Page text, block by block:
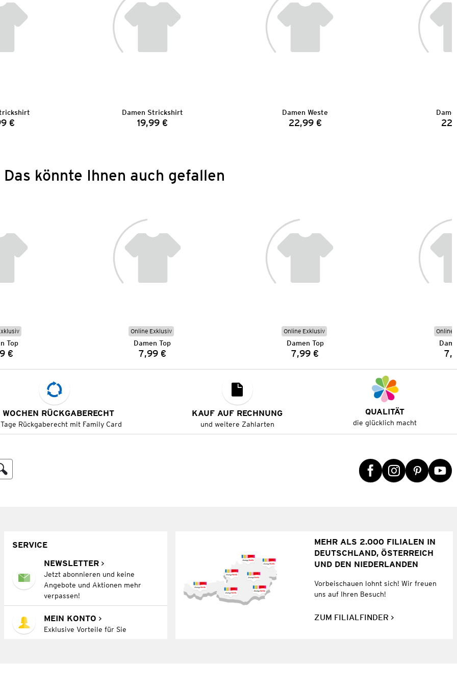
€
Damen Strickshirt
Preis:
19,99 €
Damen Weste
Preis:
22,99 €
Das könnte Ihnen auch gefallen
Top
€
Online Exklusiv
Damen Top
Preis:
7,99 €
Online Exklusiv
Damen Top
Preis:
7,99 €
Online
RÜCKGABERECHT
Rückgaberecht mit Family Card
KAUF AUF RECHNUNG
und weitere Zahlarten
QUALITÄT
die glücklich macht
SERVICE
NEWSLETTER
Jetzt abonnieren und keine
Angebote und Aktionen mehr
verpassen!
MEIN KONTO
Exklusive Vorteile für Sie
MEHR ALS 2.000 FILIALEN IN
DEUTSCHLAND, ÖSTERREICH
UND DEN NIEDERLANDEN
Vorbeischauen lohnt sich! Wir freuen
uns auf Ihren Besuch!
ZUM FILIALFINDER